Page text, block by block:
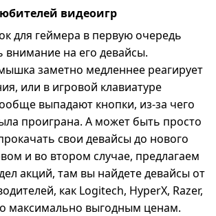
видеоигр
для геймера в первую очередь
внимание на его девайсы.
заметно медленнее реагирует
или в игровой клавиатуре
выпадают кнопки, из-за чего
проиграна. А может быть просто
свои девайсы до нового
и во втором случае, предлагаем
акций, там вы найдете девайсы от
как Logitech, HyperX, Razer,
максимально выгодным ценам.